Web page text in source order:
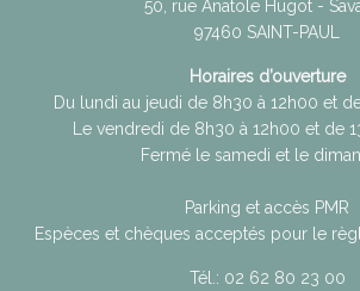
50, rue Anatole Hugot -
97460 SAINT-PAUL
Horaires d’ouverture
Du lundi au jeudi de 8h30 à 12h00 et
Le vendredi de 8h30 à 12h00 et de
Fermé le samedi et le
Parking et accès PMR
Espèces et chèques acceptés pour le
Tél.: 02 62 80 23 00